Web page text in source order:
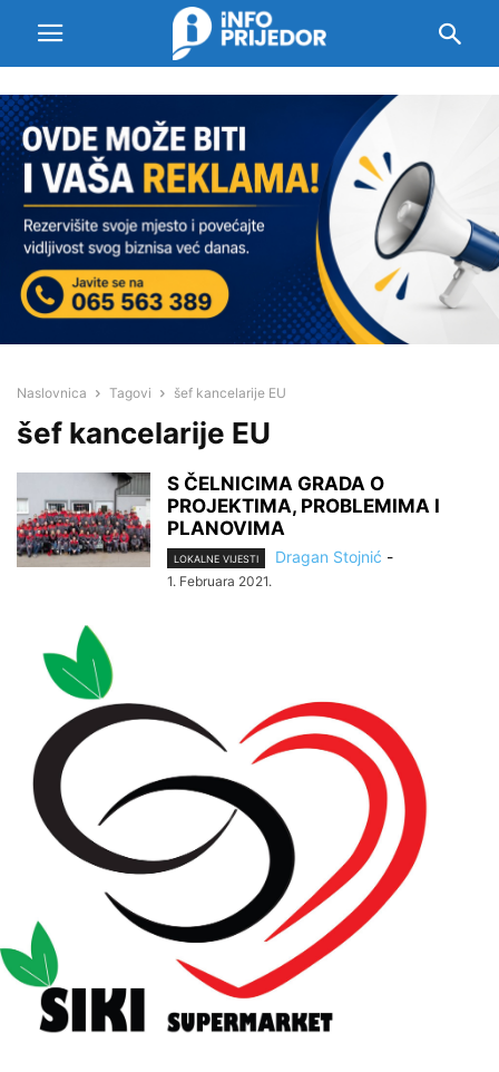
Naslovnica Tagovi šef kancelarije EU
šef kancelarije EU
S ČELNICIMA GRADA O
PROJEKTIMA, PROBLEMIMA I
PLANOVIMA
LOKALNE VIJESTI Dragan Stojnić -
1. Februara 2021.